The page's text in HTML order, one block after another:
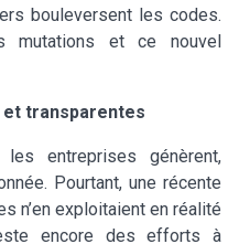
bouleversent les codes.
mutations et ce nouvel
et transparentes
entreprises génèrent,
Pourtant, une récente
n’en exploitaient en réalité
encore des efforts à